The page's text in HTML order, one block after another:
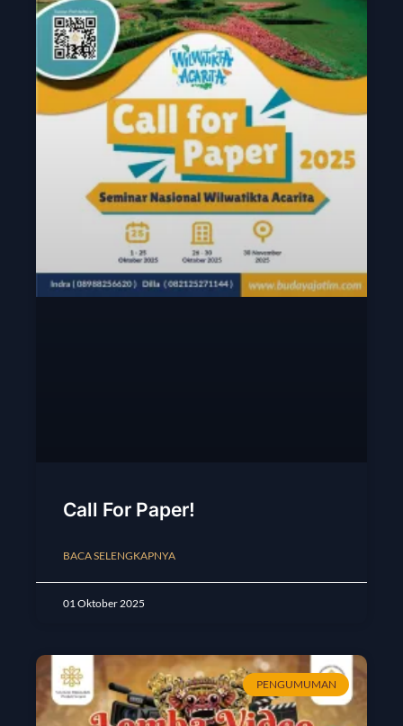
Call For Paper!
BACA SELENGKAPNYA
01 Oktober 2025
PENGUMUMAN